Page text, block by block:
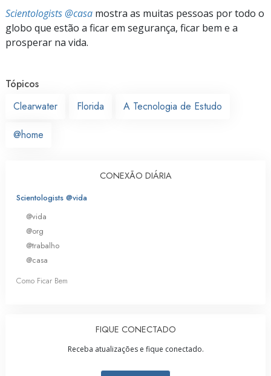
Scientologists @casa mostra as muitas pessoas por todo o
globo que estão a ficar em segurança, ficar bem e a
prosperar na vida.
Tópicos
Clearwater
Florida A Tecnologia de Estudo
@home
CONEXÃO DIÁRIA
Scientologists @vida
@vida
@org
@trabalho
@casa
Como Ficar Bem
FIQUE CONECTADO
Receba atualizações e fique conectado.